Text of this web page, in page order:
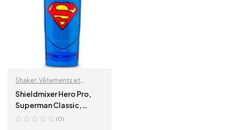
Shaker, Vêtements et
accessoires
Shieldmixer Hero Pro,
Superman Classic,
Shaker, 700 ml
(0)